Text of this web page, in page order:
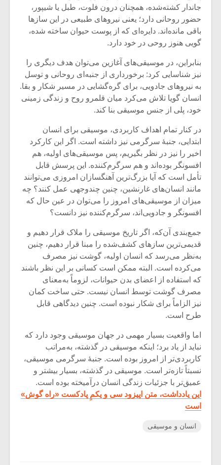
جاندار کشته‌شده، همچنان درون فلوت، طبل یا شیپور،
حضور روحانی دارد؛ یعنی نیروهای طبیعی در این سازها
باقی مانده‌اند. دایره‌ای که از پوست حیوان ساخته شده،
گویی هنوز روحی در خود دارد.
بنابراین، در موسیقی‌های آغازین می‌توان هدف دیگری را
نیز شناسایی کرد: برخورداری از جنبه‌ای روحانی و توسل
به نیروهای جادویی، برای گره‌گشایی در مسیر شکار و بقا.
انسان گویا تلاش می‌کرد میان قلمرو روح و زندگی زمینی
خود، پلی از جنس موسیقی بنا کند.
در کنار تمام اهداف کاربردی، موسیقی برای انسان
ابتدایی، جنبۀ سرگرمی نیز داشته است. اگر این کارکرد
اخیر را نیز در نظر بگیریم، پس موسیقی‌های اولیه، هم
افسونگر بوده‌اند و هم سرگرم‌کننده. این پرسش قابل
تأمل است که آیا بزرگ‌ترین آهنگسازان امروزی می‌توانند
مانند انسان‌های غارنشین، چنین چندوجهی عمل کنند؟ چه
میزان از موسیقی‌های امروز را می‌توان در عین حال که
افسونگر و جادویی‌اند، سرگرم‌کننده نیز دانست؟
جمع‌بندی آن‌که، اگر تاریخ موسیقی را ملاک قرار دهیم و
قدیمی‌ترین سازهای کشف‌شده را مبنا قرار دهیم، چنین
به‌نظر می‌رسد که انسان اولیه، گوشت نیز مصرف
می‌کرده است. البته ممکن است کسانی بر این نظر باشند
که استفاده از اعضای بدن حیوانات، لزوماً به‌معنای
مصرف گوشت توسط انسان نیست. حتی ساخت کمان
نیز الزاماً برای شکار نبوده است. چنین دیدگاهی قابل
طرح است.
اما واقعیت بسیار مهمی در جهان موسیقی وجود دارد که
نباید از یاد برد؛ اینکه موسیقی در گذشته، به‌مراتب
کاربردی‌تر از امروز بوده است. جنبۀ سرگرمی موسیقی،
نسبتاً تازه‌تر است. موسیقی در گذشته، بسیار بیشتر و
عمیق‌تر با جزئیات زندگی انسان درآمیخته بوده است.
این یادداشت، متن اپیزود سی و یکمِ پادکست «راه گوش»
است
انسان و موسیقی